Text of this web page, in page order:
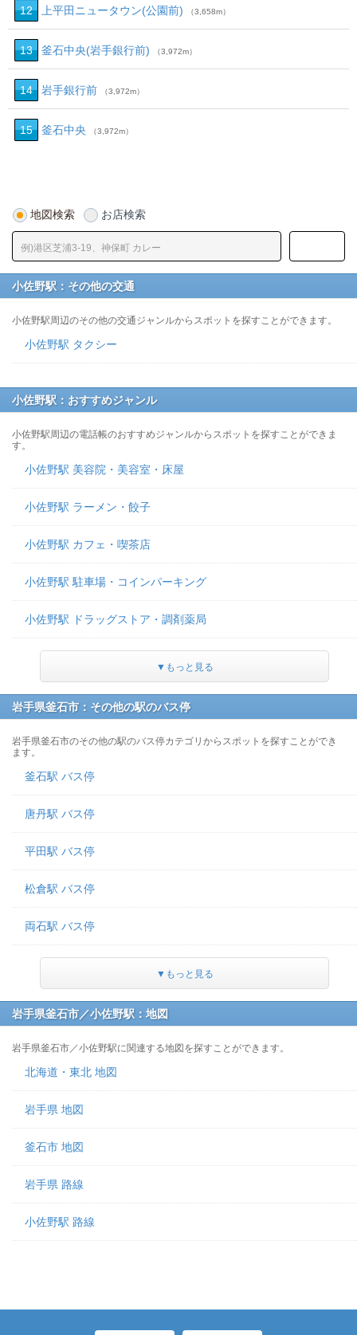
12 上平田ニュータウン (公園前) （3,658m）
13 釜石中央(岩手銀行前) （3,972m）
14 岩手銀行前 （3,972m）
15 釜石中央 （3,972m）
地図検索 お店検索
小佐野駅：その他の交通
小佐野駅周辺のその他の交通ジャンルからスポットを探すことができます。
小佐野駅 タクシー
小佐野駅：おすすめジャンル
小佐野駅周辺の電話帳のおすすめジャンルからスポットを探すことができま
す。
小佐野駅 美容院・美容室・床屋
小佐野駅 ラーメン・餃子
小佐野駅 カフェ・喫茶店
小佐野駅 駐車場・コインパーキング
小佐野駅 ドラッグストア・調剤薬局
▼もっと見る
岩手県釜石市：その他の駅のバス停
岩手県釜石市のその他の駅のバス停カテゴリからスポットを探すことができ
ます。
釜石駅 バス停
唐丹駅 バス停
平田駅 バス停
松倉駅 バス停
両石駅 バス停
▼もっと見る
岩手県釜石市／小佐野駅：地図
岩手県釜石市／小佐野駅に関連する地図を探すことができます。
北海道・東北 地図
岩手県 地図
釜石市 地図
岩手県 路線
小佐野駅 路線